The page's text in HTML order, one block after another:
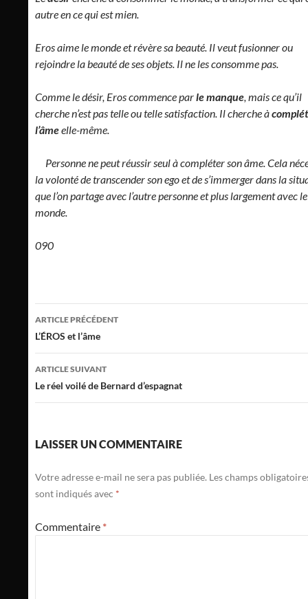
autre en ce qui est mien.
Eros aime le monde et révère sa beauté. Il veut fusionner ou
rejoindre la beauté de ses objets. Il ne les consomme pas.
Comme le désir, Eros commence parle manque, mais ce qu’il
cherche n’est pas telle ou telle satisfaction. Il cherche à
l’âmeelle-même.
Personne ne peut réussir seul à compléter son âme. Cela
la volonté de transcender son ego et de s’immerger dans la
que l’on partage avec l’autre personne et plus largement avec le
monde.
090
Navigation
des
articles
ARTICLE PRÉCÉDENT
L’ÉROS et l’âme
ARTICLE SUIVANT
Le réel voilé de Bernard d’espagnat
LAISSER UN COMMENTAIRE
Votre adresse e-mail ne sera pas publiée. Les champs
sont indiqués avec *
Commentaire *